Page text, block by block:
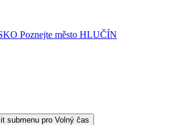
Poznejte město HLUČÍN
submenu pro Volný čas